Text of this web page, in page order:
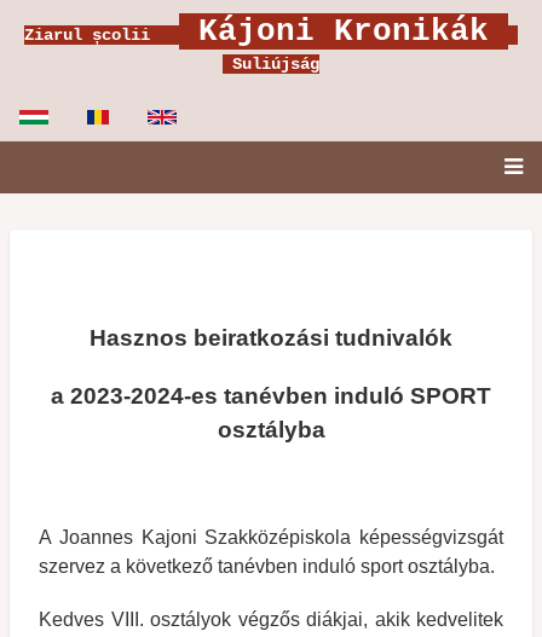
Ziarul școlii Kájoni Kronikák
Suliújság
Hasznos beiratkozási tudnivalók
a 2023-2024-es tanévben induló SPORT
osztályba
A Joannes Kajoni Szakközépiskola képességvizsgát
szervez a következő tanévben induló sport osztályba.
Kedves VIII. osztályok végzős diákjai, akik kedvelitek